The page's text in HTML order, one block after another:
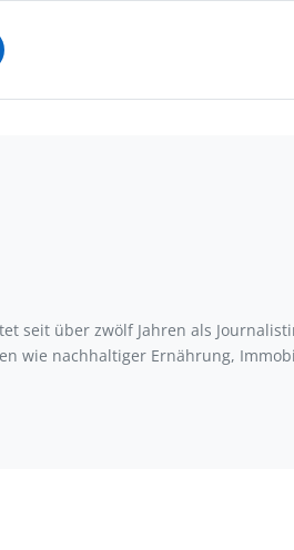
seit über zwölf Jahren als
wie nachhaltiger Ernährung,